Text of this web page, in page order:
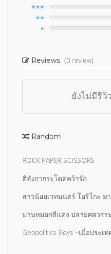
Reviews (0 review)
ยังไม่มีรีวิ
Random
ROCK PAPER SCISSORS
ตีลังกากระโดดคว้ารัก
สาวน้อยเวทมนตร์ โอริโกะ ม
ม่านหมอกสีเเดง ปลายศตวรร
Geopolitics Boys ~เมื่อประ